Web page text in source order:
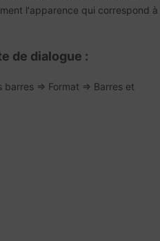
l'apparence qui correspond à
de dialogue :
barres => Format => Barres et